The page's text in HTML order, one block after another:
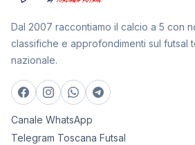
Dal 2007 raccontiamo il calcio a 5 con
classifiche e approfondimenti sul futsal
nazionale.
Canale WhatsApp
Telegram Toscana Futsal